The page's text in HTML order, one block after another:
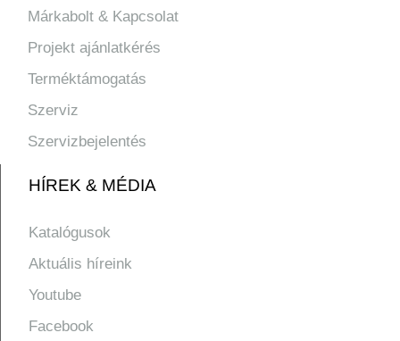
Márkabolt & Kapcsolat
Projekt ajánlatkérés
Terméktámogatás
Szerviz
Szervizbejelentés
HÍREK & MÉDIA
Katalógusok
Aktuális híreink
Youtube
Facebook